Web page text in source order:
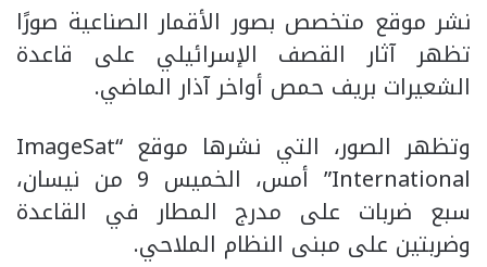
نشر موقع متخصص بصور الأقمار الصناعية صورًا
تظهر آثار القصف الإسرائيلي على قاعدة
الشعيرات بريف حمص أواخر آذار الماضي.
وتظهر الصور، التي نشرها موقع “ImageSat
International” أمس، الخميس 9 من نيسان،
سبع ضربات على مدرج المطار في القاعدة
وضربتين على مبنى النظام الملاحي.